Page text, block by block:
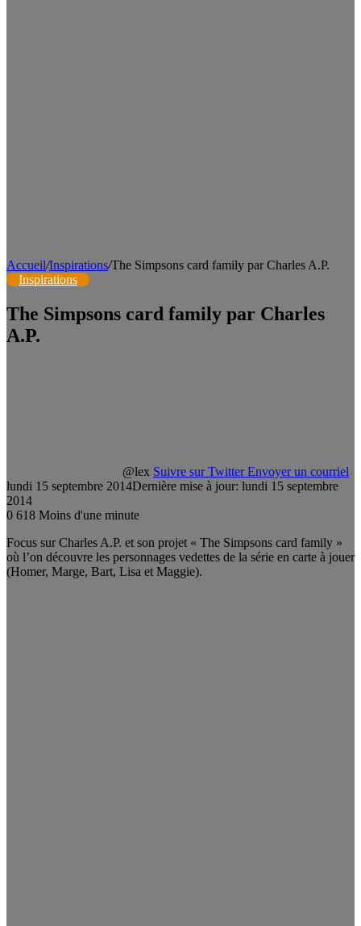
Accueil/Inspirations/The Simpsons card family par Charles A.P.
Inspirations
The Simpsons card family par Charles
A.P.
@lex Suivre sur Twitter Envoyer un courriel
lundi 15 septembre 2014Dernière mise à jour: lundi 15 septembre
2014
0 618 Moins d'une minute
Focus sur Charles A.P. et son projet « The Simpsons card family »
où l’on découvre les personnages vedettes de la série en carte à jouer
(Homer, Marge, Bart, Lisa et Maggie).